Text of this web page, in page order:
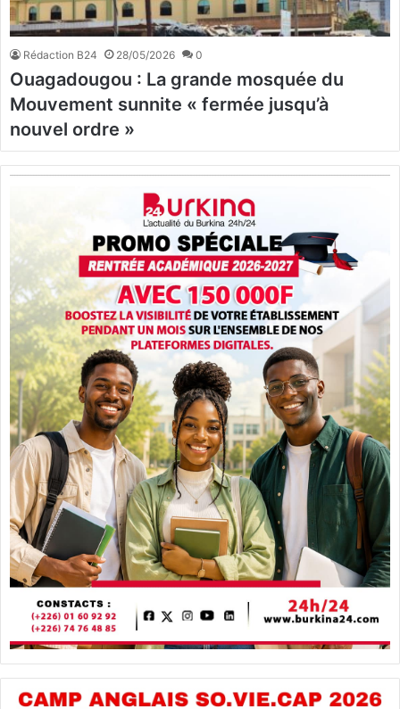
Rédaction B24 28/05/2026 0
Ouagadougou : La grande mosquée du
Mouvement sunnite « fermée jusqu’à
nouvel ordre »